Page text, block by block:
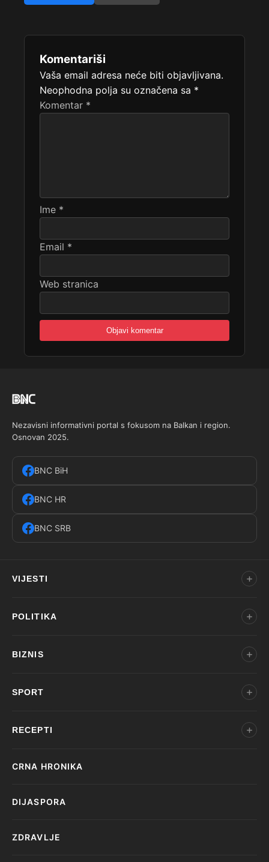
Komentariši
Vaša email adresa neće biti objavljivana.
Neophodna polja su označena sa *
Komentar *
Ime *
Email *
Web stranica
Nezavisni informativni portal s fokusom na Balkan i region.
Osnovan 2025.
BNC BiH
BNC HR
BNC SRB
VIJESTI
POLITIKA
BIZNIS
SPORT
RECEPTI
CRNA HRONIKA
DIJASPORA
ZDRAVLJE